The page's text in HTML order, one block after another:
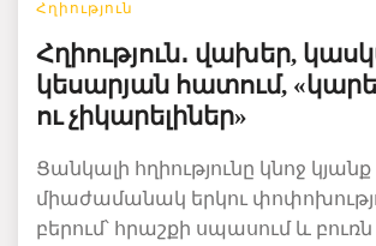
Հղիություն
Հղիություն․ վախեր,
կեսարյան հատում,
ու չիկարելիներ»
Ցանկալի հղիությունը կնոջ կյանք
միաժամանակ երկու
բերում՝ հրաշքի սպասում և բուռն